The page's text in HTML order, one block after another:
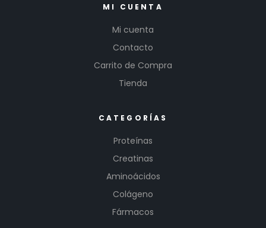
MI CUENTA
Mi cuenta
Contacto
Carrito de Compra
Tienda
CATEGORÍAS
Proteínas
Creatinas
Aminoácidos
Colágeno
Fármacos